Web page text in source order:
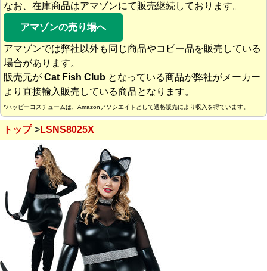
なお、在庫商品はアマゾンにて販売継続しております。
アマゾンの売り場へ
アマゾンでは弊社以外も同じ商品やコピー品を販売している
場合があります。
販売元が Cat Fish Club となっている商品が弊社がメーカー
より直接輸入販売している商品となります。
*ハッピーコスチュームは、Amazonアソシエイトとして適格販売により収入を得ています。
トップ LSNS8025X